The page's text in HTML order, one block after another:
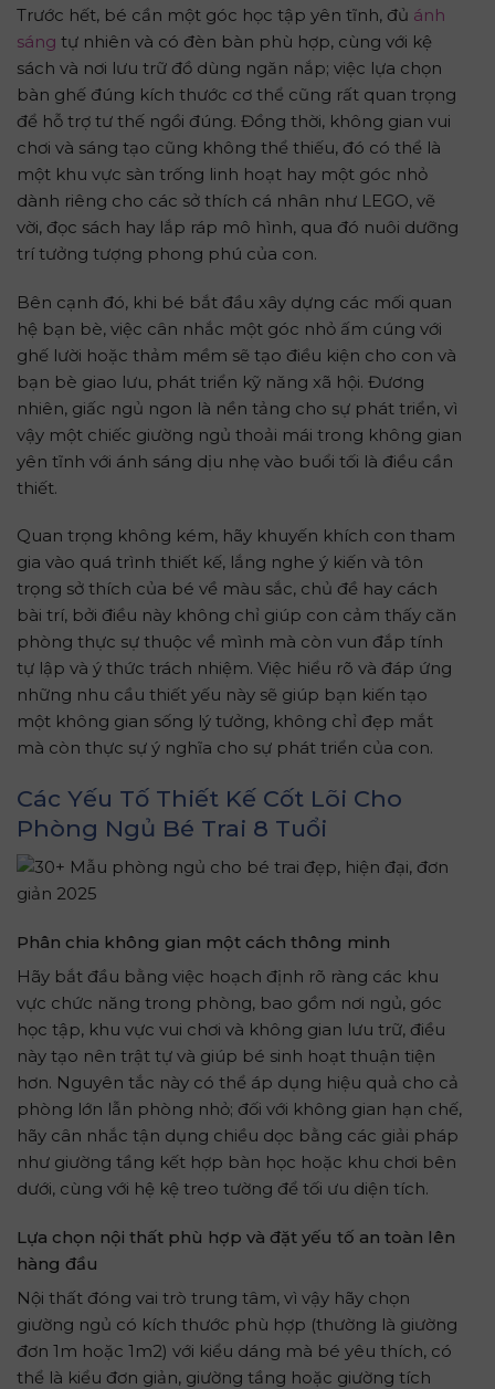
Trước hết, bé cần một góc học tập yên tĩnh, đủ ánh
sáng tự nhiên và có đèn bàn phù hợp, cùng với kệ
sách và nơi lưu trữ đồ dùng ngăn nắp; việc lựa chọn
bàn ghế đúng kích thước cơ thể cũng rất quan trọng
để hỗ trợ tư thế ngồi đúng. Đồng thời, không gian vui
chơi và sáng tạo cũng không thể thiếu, đó có thể là
một khu vực sàn trống linh hoạt hay một góc nhỏ
dành riêng cho các sở thích cá nhân như LEGO, vẽ
vời, đọc sách hay lắp ráp mô hình, qua đó nuôi dưỡng
trí tưởng tượng phong phú của con.
Bên cạnh đó, khi bé bắt đầu xây dựng các mối quan
hệ bạn bè, việc cân nhắc một góc nhỏ ấm cúng với
ghế lười hoặc thảm mềm sẽ tạo điều kiện cho con và
bạn bè giao lưu, phát triển kỹ năng xã hội. Đương
nhiên, giấc ngủ ngon là nền tảng cho sự phát triển, vì
vậy một chiếc giường ngủ thoải mái trong không gian
yên tĩnh với ánh sáng dịu nhẹ vào buổi tối là điều cần
thiết.
Quan trọng không kém, hãy khuyến khích con tham
gia vào quá trình thiết kế, lắng nghe ý kiến và tôn
trọng sở thích của bé về màu sắc, chủ đề hay cách
bài trí, bởi điều này không chỉ giúp con cảm thấy căn
phòng thực sự thuộc về mình mà còn vun đắp tính
tự lập và ý thức trách nhiệm. Việc hiểu rõ và đáp ứng
những nhu cầu thiết yếu này sẽ giúp bạn kiến tạo
một không gian sống lý tưởng, không chỉ đẹp mắt
mà còn thực sự ý nghĩa cho sự phát triển của con.
Các Yếu Tố Thiết Kế Cốt Lõi Cho
Phòng Ngủ Bé Trai 8 Tuổi
Phân chia không gian một cách thông minh
Hãy bắt đầu bằng việc hoạch định rõ ràng các khu
vực chức năng trong phòng, bao gồm nơi ngủ, góc
học tập, khu vực vui chơi và không gian lưu trữ, điều
này tạo nên trật tự và giúp bé sinh hoạt thuận tiện
hơn. Nguyên tắc này có thể áp dụng hiệu quả cho cả
phòng lớn lẫn phòng nhỏ; đối với không gian hạn chế,
hãy cân nhắc tận dụng chiều dọc bằng các giải pháp
như giường tầng kết hợp bàn học hoặc khu chơi bên
dưới, cùng với hệ kệ treo tường để tối ưu diện tích.
Lựa chọn nội thất phù hợp và đặt yếu tố an toàn lên
hàng đầu
Nội thất đóng vai trò trung tâm, vì vậy hãy chọn
giường ngủ có kích thước phù hợp (thường là giường
đơn 1m hoặc 1m2) với kiểu dáng mà bé yêu thích, có
thể là kiểu đơn giản, giường tầng hoặc giường tích